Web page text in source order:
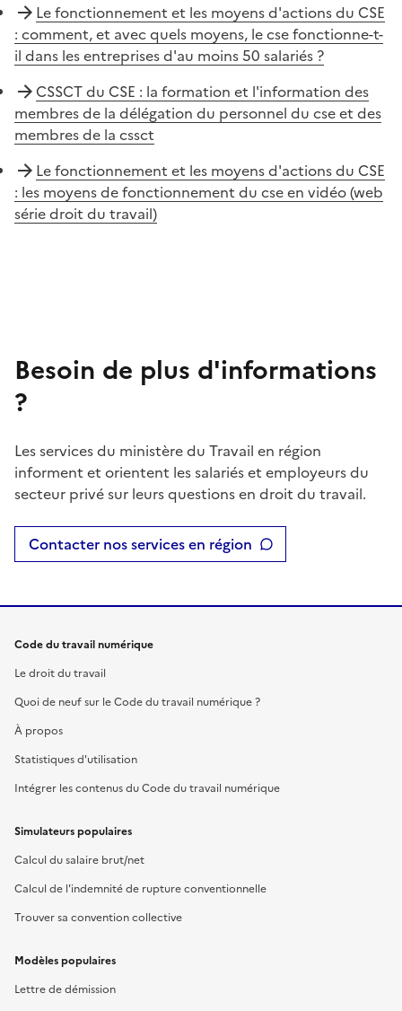
Le fonctionnement et les moyens d'actions du CSE
: comment, et avec quels moyens, le cse fonctionne-t-
il dans les entreprises d'au moins 50 salariés ?
CSSCT du CSE : la formation et l'information des
membres de la délégation du personnel du cse et des
membres de la cssct
Le fonctionnement et les moyens d'actions du CSE
: les moyens de fonctionnement du cse en vidéo (web
série droit du travail)
Besoin de plus d'informations
?
Les services du ministère du Travail en région
informent et orientent les salariés et employeurs du
secteur privé sur leurs questions en droit du travail.
Contacter nos services en région
Code du travail numérique
Le droit du travail
Quoi de neuf sur le Code du travail numérique ?
À propos
Statistiques d'utilisation
Intégrer les contenus du Code du travail numérique
Simulateurs populaires
Calcul du salaire brut/net
Calcul de l'indemnité de rupture conventionnelle
Trouver sa convention collective
Modèles populaires
Lettre de démission